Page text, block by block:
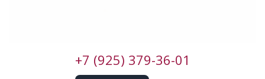
+7 (925) 379-36-01